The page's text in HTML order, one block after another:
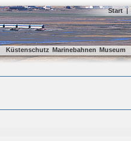
Start |
Küstenschutz Marinebahnen Museum